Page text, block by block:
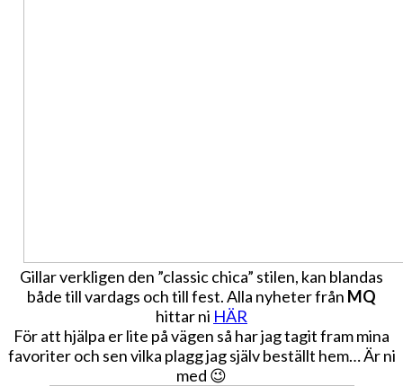
Gillar verkligen den ”classic chica” stilen, kan blandas
både till vardags och till fest. Alla nyheter från MQ
hittar ni HÄR
För att hjälpa er lite på vägen så har jag tagit fram mina
favoriter och sen vilka plagg jag själv beställt hem… Är ni
med 😉